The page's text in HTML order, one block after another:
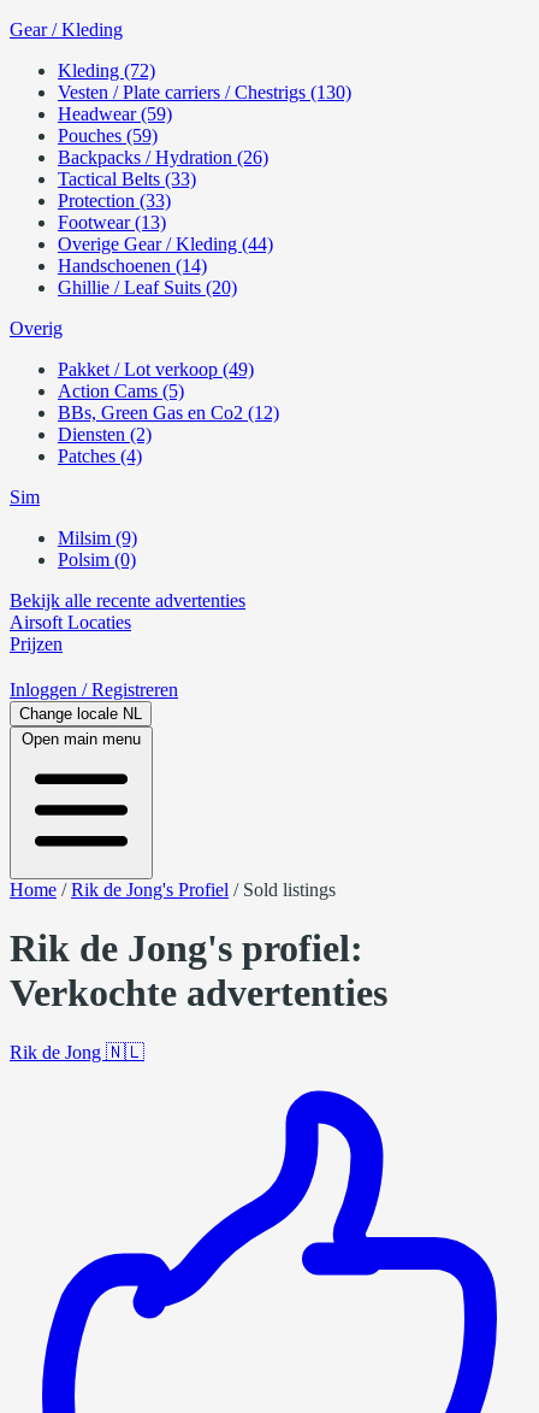
Gear / Kleding
Kleding (72)
Vesten / Plate carriers / Chestrigs (130)
Headwear (59)
Pouches (59)
Backpacks / Hydration (26)
Tactical Belts (33)
Protection (33)
Footwear (13)
Overige Gear / Kleding (44)
Handschoenen (14)
Ghillie / Leaf Suits (20)
Overig
Pakket / Lot verkoop (49)
Action Cams (5)
BBs, Green Gas en Co2 (12)
Diensten (2)
Patches (4)
Sim
Milsim (9)
Polsim (0)
Bekijk alle recente advertenties
Airsoft Locaties
Prijzen
Inloggen / Registreren
Change locale NL
Open main menu
Home /Rik de Jong's Profiel / Sold listings
Rik de Jong's profiel:
Verkochte advertenties
Rik de Jong 🇳🇱